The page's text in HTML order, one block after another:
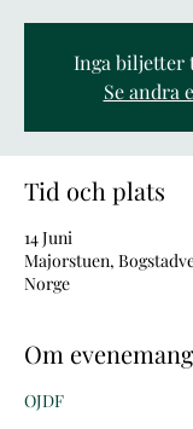
Inga
Se andra
Tid och plats
14 Juni
Majorstuen,
Norge
Om
OJDF